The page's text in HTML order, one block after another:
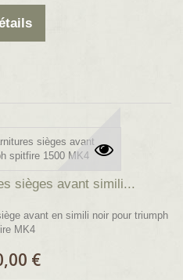
sièges avant simili...
avant en simili noir pour triumph
MK4
€